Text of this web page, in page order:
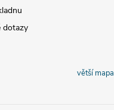
dotazy
větší mapa